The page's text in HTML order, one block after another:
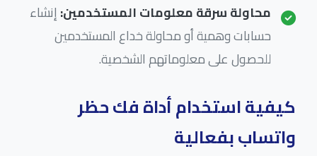
محاولة سرقة معلومات المستخدمين:إنشاء
حسابات وهمية أو محاولة خداع المستخدمين
للحصول على معلوماتهم الشخصية.
كيفية استخدام أداة فك حظر
واتساب بفعالية